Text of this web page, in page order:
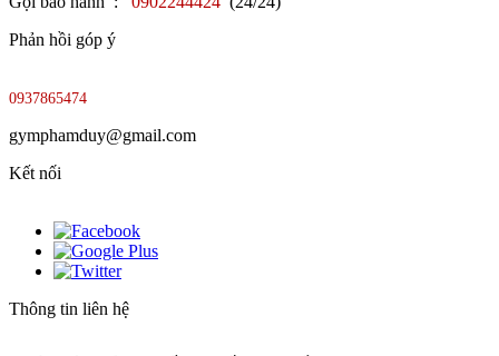
Phản hồi góp ý
0937865474
gymphamduy@gmail.com
Kết nối
Thông tin liên hệ